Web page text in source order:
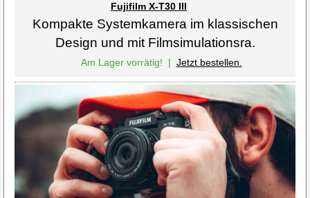
Fujifilm X-T30 III
Kompakte Systemkamera im klassischen
Design und mit Filmsimulationsra.
Am Lager vorrätig! | Jetzt bestellen.